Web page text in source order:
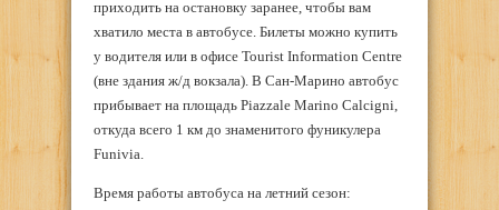
приходить на остановку заранее, чтобы вам
хватило места в автобусе. Билеты можно купить
у водителя или в офисе Tourist Information Centre
(вне здания ж/д вокзала). В Сан-Марино автобус
прибывает на площадь Piazzale Marino Calcigni,
откуда всего 1 км до знаменитого фуникулера
Funivia.
Время работы автобуса на летний сезон: